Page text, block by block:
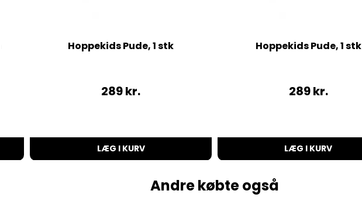
Hoppekids Pude, 1 stk
289kr.
LÆG I KURV
Hoppekids Pude, 1 stk
289kr.
LÆG I KURV
Andre købte også